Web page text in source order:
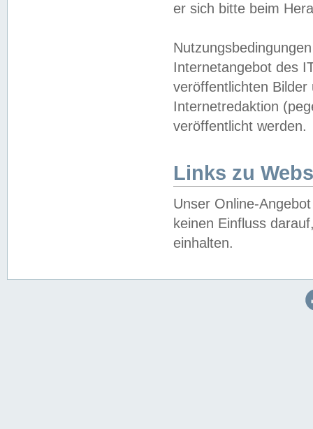
er sich bitte beim
Internetangebot des
veröffentlichten
Internetredaktion
veröffentlicht werden.
Links zu
Unser Online-
keinen Einfluss
einhalten.